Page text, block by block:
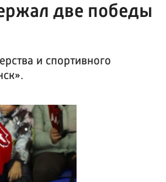
две победы
и спортивного